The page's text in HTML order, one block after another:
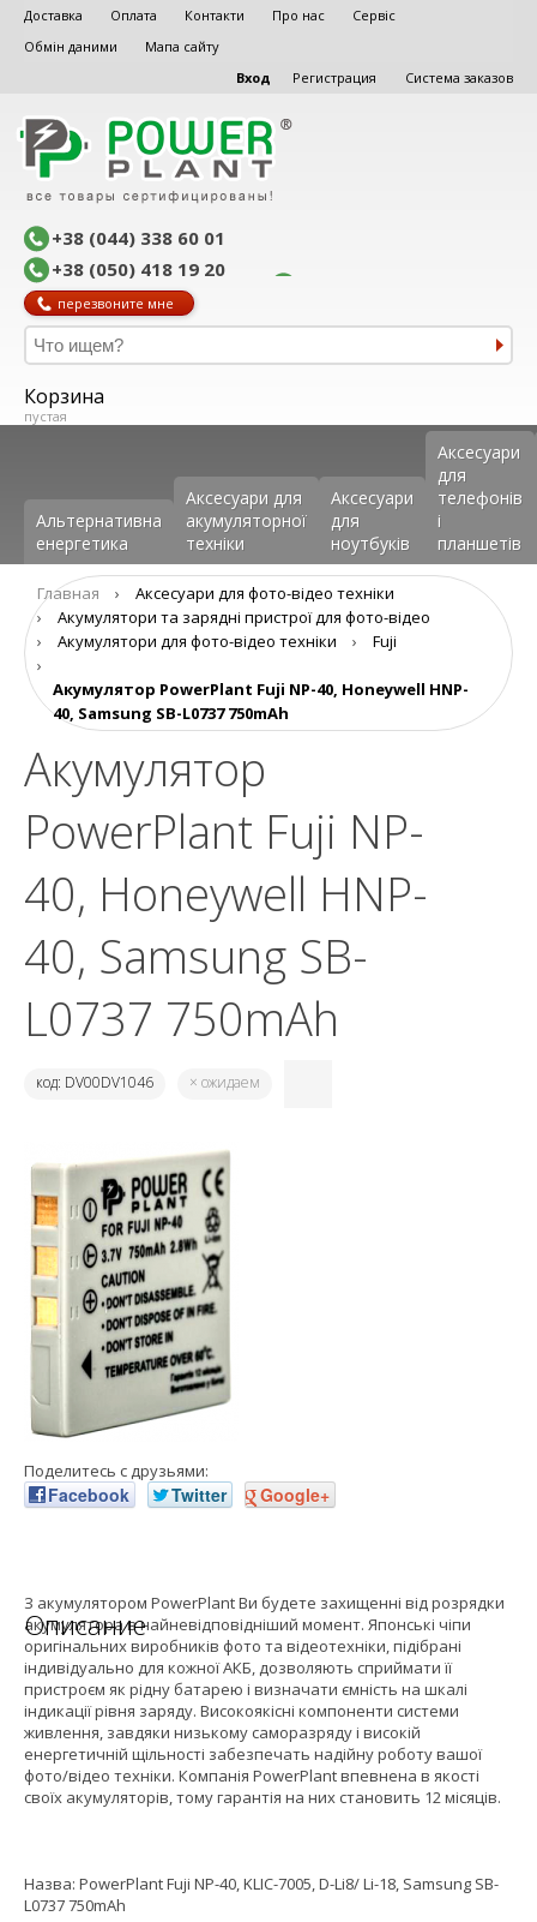
Доставка Оплата Контакти Про нас
Сервіс
Обмін даними
Мапа сайту
Вход
Регистрация Система заказов
+38 (044) 338 60 01
+38 (050) 418 19 20
перезвоните мне
Корзина
пустая
Альтернативна
енергетика
Аксесуари для
акумуляторної
техніки
Аксесуари
для
ноутбуків
Аксеcуари
для
телефонів
і
планшетів
Главная ›
Аксесуари для фото-відео техніки
›
Aкумулятори та зарядні пристрої для фото-відео
›
Акумулятори для фото-відео техніки ›
Fuji
›
Акумулятор PowerPlant Fuji NP-40, Honeywell HNP-
40, Samsung SB-L0737 750mAh
Акумулятор
PowerPlant Fuji NP-
40, Honeywell HNP-
40, Samsung SB-
L0737 750mAh
код: DV00DV1046 × ожидаем
Поделитесь с друзьями:
Facebook Twitter Google+
Описание
З акумулятором PowerPlant Ви будете захищенні від розрядки
акумулятора в найневідповідніший момент. Японські чіпи
оригінальних виробників фото та відеотехніки, підібрані
індивідуально для кожної АКБ, дозволяють сприймати її
пристроєм як рідну батарею і визначати ємність на шкалі
індикації рівня заряду. Високоякісні компоненти системи
живлення, завдяки низькому саморазряду і високій
енергетичній щільності забезпечать надійну роботу вашої
фото/відео техніки. Компанія PowerPlant впевнена в якості
своїх акумуляторів, тому гарантія на них становить 12 місяців.
Назва: PowerPlant Fuji NP-40, KLIC-7005, D-Li8/ Li-18, Samsung SB-
L0737 750mAh